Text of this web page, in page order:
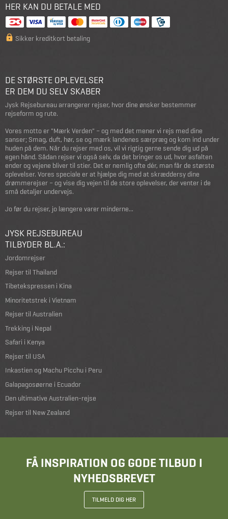
HER KAN DU BETALE MED
Sikker kreditkort betaling
DE STØRSTE OPLEVELSER
ER DEM DU SELV SKABER
Jysk Rejsebureau arrangerer rejser, hvor dine ønsker bestemmer
rejseform og rute.
Vores motto er "Mærk Verden" – og med det mener vi rejs med dine
sanser; Smag, duft, hør, se og mærk landenes særpræg og kom ind under
huden på dem. Når du rejser med os, vil vi rigtig gerne sende dig ud på
egen hånd. Sådan rejser vi også selv, da det bringer os ud, hvor asfalten
ender og vejene bliver til stier. Det er nemlig ofte dér, man får de største
oplevelser. Vores speciale er at hjælpe dig med at skræddersy dine
drømmerejser – og vise dig vejen til de store oplevelser, der venter i de
små detaljer undervejs.
Jo før du rejser, jo længere varer minderne...
JYSK REJSEBUREAU
TILBYDER BL.A.:
Jordomrejser
Rejser til Thailand
Tibetekspressen i Kina
Minoritetstrek i Vietnam
Rejser til Australien
Trekking i Nepal
Safari i Kenya
Rejser til USA
Inkastien og Machu Picchu i Peru
Galapagosøerne i Ecuador
Den ultimative Australien-rejse
Rejser til New Zealand
FÅ INSPIRATION OG GODE TILBUD I
NYHEDSBREVET
TILMELD DIG HER